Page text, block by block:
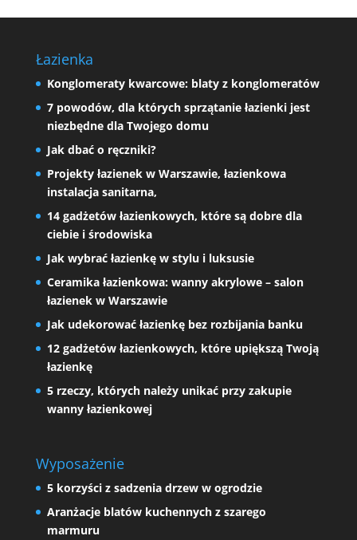
Łazienka
Konglomeraty kwarcowe: blaty z konglomeratów
7 powodów, dla których sprzątanie łazienki jest
niezbędne dla Twojego domu
Jak dbać o ręczniki?
Projekty łazienek w Warszawie, łazienkowa
instalacja sanitarna,
14 gadżetów łazienkowych, które są dobre dla
ciebie i środowiska
Jak wybrać łazienkę w stylu i luksusie
Ceramika łazienkowa: wanny akrylowe – salon
łazienek w Warszawie
Jak udekorować łazienkę bez rozbijania banku
12 gadżetów łazienkowych, które upiększą Twoją
łazienkę
5 rzeczy, których należy unikać przy zakupie
wanny łazienkowej
Wyposażenie
5 korzyści z sadzenia drzew w ogrodzie
Aranżacje blatów kuchennych z szarego
marmuru